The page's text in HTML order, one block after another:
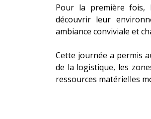
Pour la première fois,
découvrir leur
ambiance conviviale et
Cette journée a permis
de la logistique, les
ressources matérielles